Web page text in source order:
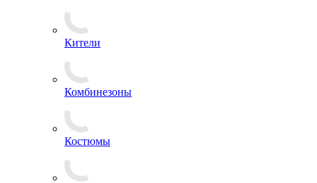
Кители
Комбинезоны
Костюмы